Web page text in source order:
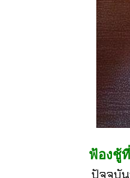
ฟ้องชู้
ปัจจุบัน